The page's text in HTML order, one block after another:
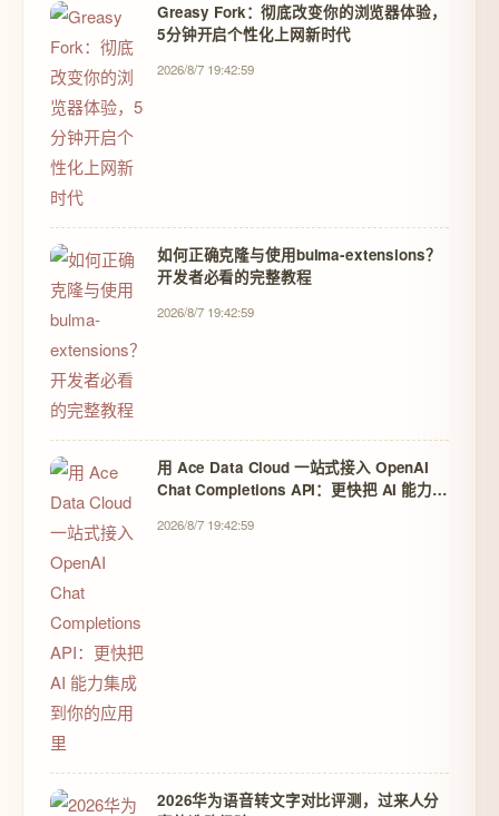
Greasy Fork：彻底改变你的浏览器体验，
5分钟开启个性化上网新时代
2026/8/7 19:42:59
如何正确克隆与使用bulma-extensions？
开发者必看的完整教程
2026/8/7 19:42:59
用 Ace Data Cloud 一站式接入 OpenAI
Chat Completions API：更快把 AI 能力集
2026/8/7 19:42:59
2026华为语音转文字对比评测，过来人分